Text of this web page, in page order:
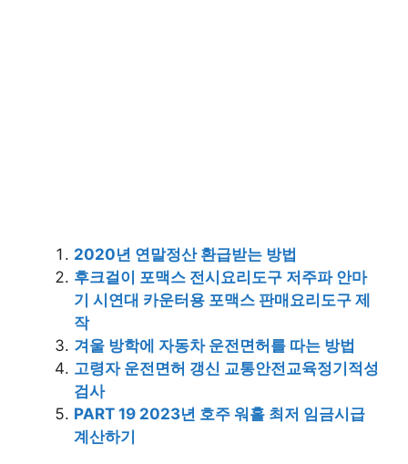
2020년 연말정산 환급받는 방법
후크걸이 포맥스 전시요리도구 저주파 안마
기 시연대 카운터용 포맥스 판매요리도구 제
작
겨울 방학에 자동차 운전면허를 따는 방법
고령자 운전면허 갱신 교통안전교육정기적성
검사
PART 19 2023년 호주 워홀 최저 임금시급
계산하기